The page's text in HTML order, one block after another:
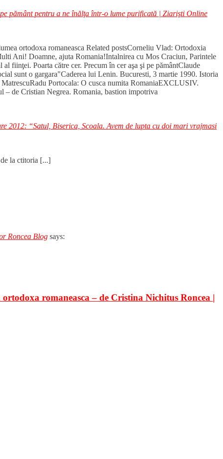
pământ pentru a ne înălţa într-o lume purificată | Ziarişti Online
ortodoxa romaneasca Related postsCorneliu Vlad: Ortodoxia
Ani! Doamne, ajuta Romania!Intalnirea cu Mos Craciun, Parintele
fiinţei. Poarta către cer. Precum în cer aşa şi pe pământClaude
sunt o gargara"Caderea lui Lenin. Bucuresti, 3 martie 1990. Istoria
Portocala: O cusca numita RomaniaEXCLUSIV.
de Cristian Negrea. Romania, bastion impotriva
2012: “Satul, Biserica, Scoala. Avem de lupta cu doi mari vrajmasi
la ctitoria [...]
Roncea Blog says:
romaneasca – de Cristina Nichitus Roncea |